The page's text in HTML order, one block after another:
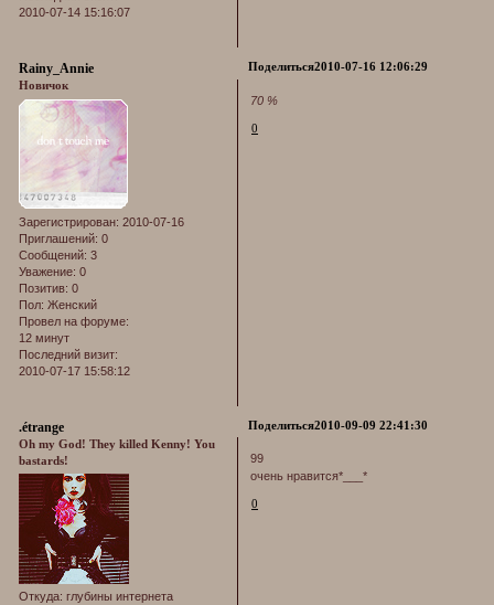
2010-07-14 15:16:07
Поделиться2010-07-16 12:06:29
Rainy_Annie
Новичок
Зарегистрирован: 2010-07-16
Приглашений: 0
Сообщений: 3
Уважение: 0
Позитив: 0
Пол: Женский
Провел на форуме:
12 минут
Последний визит:
2010-07-17 15:58:12
70 %
0
Поделиться2010-09-09 22:41:30
.étrange
Oh my God! They killed Kenny! You
bastards!
Откуда: глубины интернета
99
очень нравится*___*
0